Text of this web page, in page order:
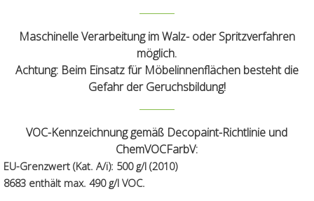
Maschinelle Verarbeitung im Walz- oder Spritzverfahren
möglich.
Achtung:Beim Einsatz für Möbelinnenflächen besteht die
Gefahr der Geruchsbildung!
VOC-Kennzeichnung gemäß Decopaint-Richtlinie und
ChemVOCFarbV:
EU-Grenzwert (Kat. A/i): 500 g/l (2010)
8683 enthält max. 490 g/l VOC.